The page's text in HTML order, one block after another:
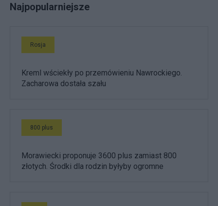
Najpopularniejsze
Rosja
Kreml wściekły po przemówieniu Nawrockiego.
Zacharowa dostała szału
800 plus
Morawiecki proponuje 3600 plus zamiast 800
złotych. Środki dla rodzin byłyby ogromne